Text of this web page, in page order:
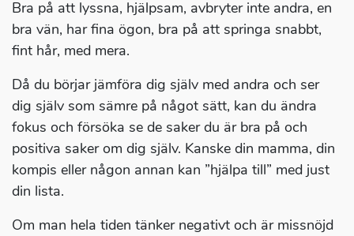
Bra på att lyssna, hjälpsam, avbryter inte andra, en
bra vän, har fina ögon, bra på att springa snabbt,
fint hår, med mera.
Då du börjar jämföra dig själv med andra och ser
dig själv som sämre på något sätt, kan du ändra
fokus och försöka se de saker du är bra på och
positiva saker om dig själv. Kanske din mamma, din
kompis eller någon annan kan ”hjälpa till” med just
din lista.
Om man hela tiden tänker negativt och är missnöjd